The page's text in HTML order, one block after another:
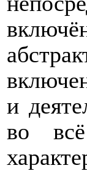
и
во